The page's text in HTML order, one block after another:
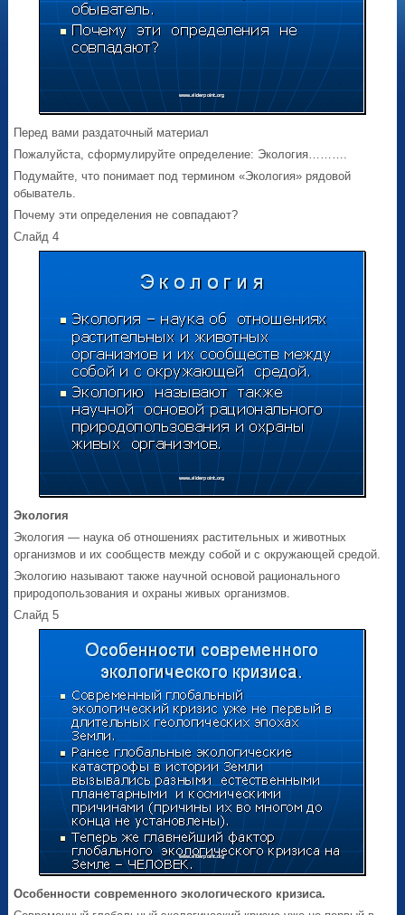
Перед вами раздаточный материал
Пожалуйста, сформулируйте определение: Экология……….
Подумайте, что понимает под термином «Экология» рядовой
обыватель.
Почему эти определения не совпадают?
Слайд 4
Экология
Экология — наука об отношениях растительных и животных
организмов и их сообществ между собой и с окружающей средой.
Экологию называют также научной основой рационального
природопользования и охраны живых организмов.
Слайд 5
Особенности современного экологического кризиса.